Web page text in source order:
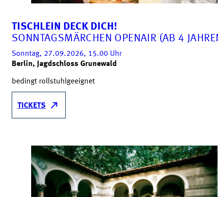
TISCHLEIN DECK DICH!
SONNTAGSMÄRCHEN OPENAIR (AB 4
Sonntag, 27.09.2026, 15.00 Uhr
Berlin, Jagdschloss Grunewald
bedingt rollstuhlgeeignet
TICKETS